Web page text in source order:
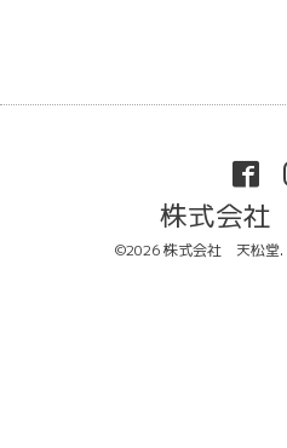
株式会
©2026株式会社 天松堂.